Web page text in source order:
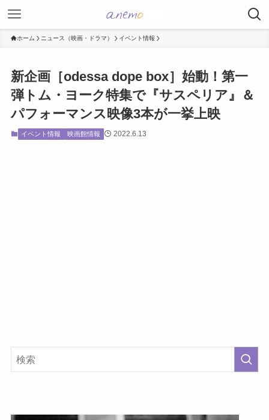
ホーム ニュース（映画・ドラマ） イベント情報
新企画［odessa dope box］始動！第一
弾トム・ヨーク特集で『サスペリア』＆
パフォーマンス映像3本が一挙上映
イベント情報 映画館情報 2022.6.13